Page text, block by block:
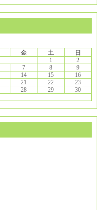
金 土
日
1
2
7 8
9
14 15
16
21 22
23
28 29
30